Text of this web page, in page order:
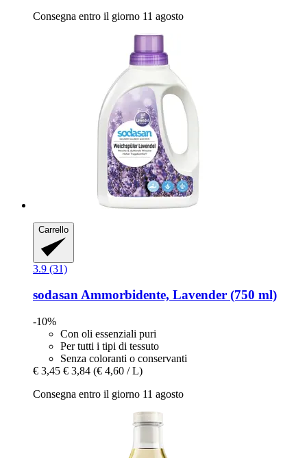
Consegna entro il giorno 11 agosto
Carrello
3.9 (31)
sodasanAmmorbidente, Lavender (750 ml)
-10%
Con oli essenziali puri
Per tutti i tipi di tessuto
Senza coloranti o conservanti
€ 3,45 € 3,84 (€ 4,60 / L)
Consegna entro il giorno 11 agosto